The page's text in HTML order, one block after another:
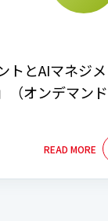
トとAIマネジメ
（オンデマンド